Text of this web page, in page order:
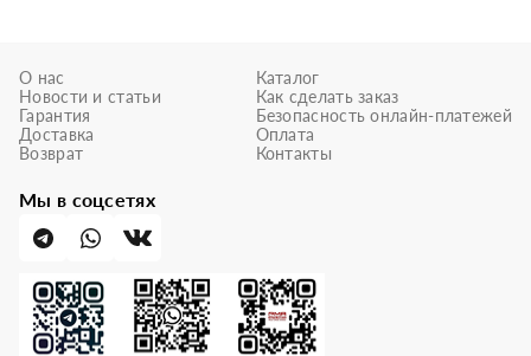
О нас
Новости и статьи
Гарантия
Доставка
Возврат
Каталог
Как сделать заказ
Безопасность онлайн-платежей
Оплата
Контакты
Мы в соцсетях